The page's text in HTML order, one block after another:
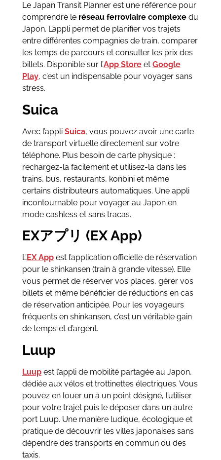
Le Japan Transit Planner est une référence pour
comprendre le réseau ferroviaire complexedu
Japon. L’appli permet de planifier vos trajets
entre différentes compagnies de train, comparer
les temps de parcours et consulter les prix des
billets. Disponible sur l’App Storeet Google
Play, c’est un indispensable pour voyager sans
stress.
Suica
Avec l’appli Suica, vous pouvez avoir une carte
de transport virtuelle directement sur votre
téléphone. Plus besoin de carte physique :
rechargez-la facilement et utilisez-la dans les
trains, bus, restaurants, konbini et même
certains distributeurs automatiques. Une appli
incontournable pour voyager au Japon en
mode cashless et sans tracas.
EXアプリ (EX App)
L’EX Appest l’application officielle de réservation
pour le shinkansen (train à grande vitesse). Elle
vous permet de réserver vos places, gérer vos
billets et même bénéficier de réductions en cas
de réservation anticipée. Pour les voyageurs
fréquents en shinkansen, c’est un véritable gain
de temps et d’argent.
Luup
Luupest l’appli de mobilité partagée au Japon,
dédiée aux vélos et trottinettes électriques. Vous
pouvez en louer un à un point désigné, l’utiliser
pour votre trajet puis le déposer dans un autre
port Luup. Une manière ludique, écologique et
pratique de découvrir les villes japonaises sans
dépendre des transports en commun ou des
taxis.